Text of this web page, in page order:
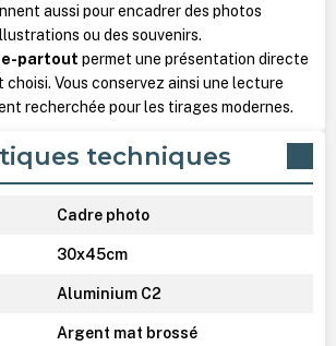
aussi pour encadrer des photos
ou des souvenirs.
partout permet une présentation directe
choisi. Vous conservez ainsi une lecture
recherchée pour les tirages modernes.
techniques
Cadre photo
30x45cm
Aluminium C2
Argent mat brossé